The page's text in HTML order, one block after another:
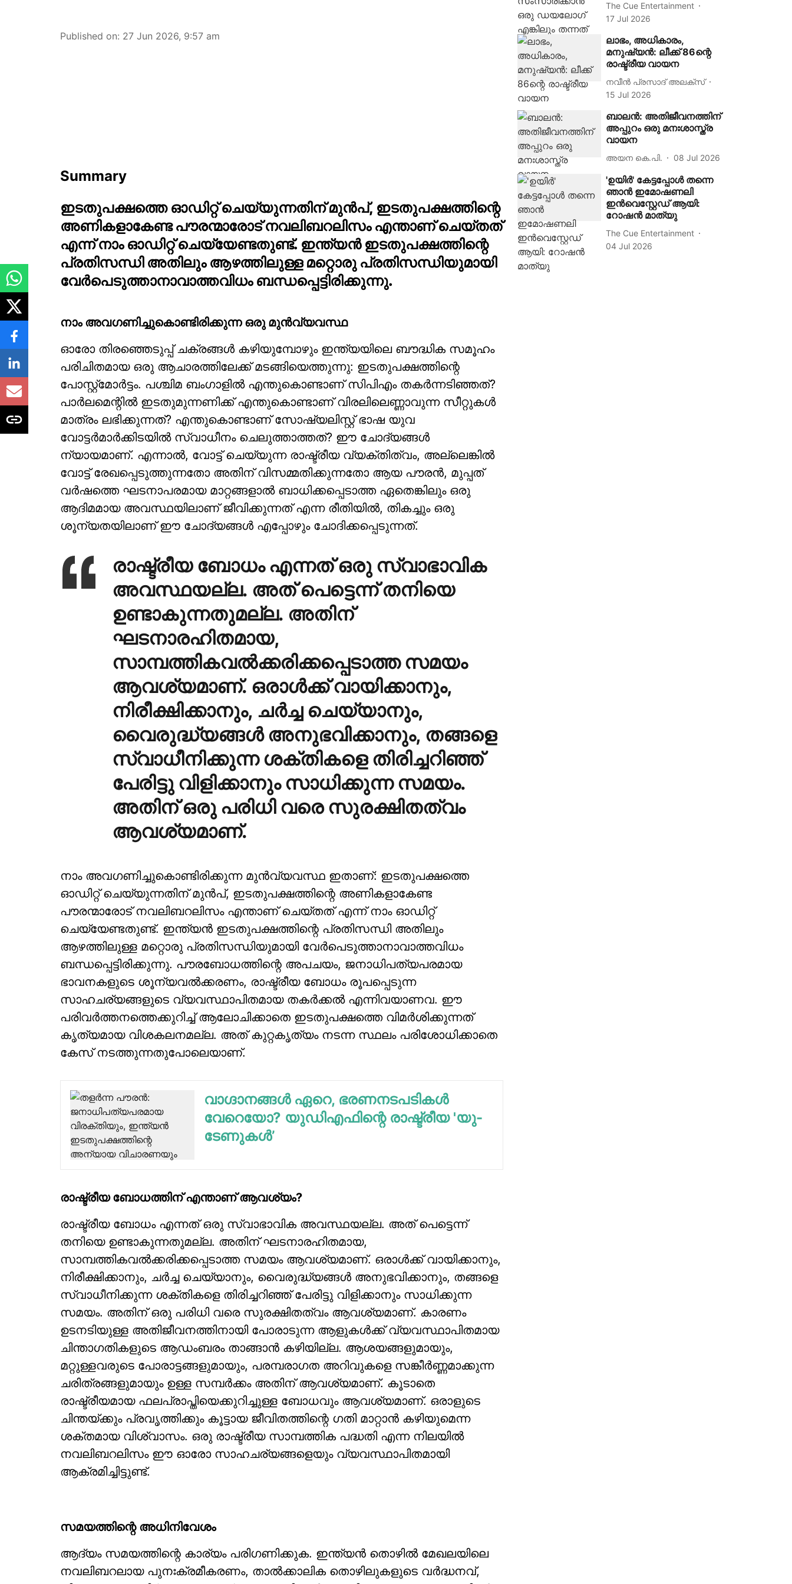
Published on: 27 Jun 2026, 9:57 am
Summary
ഇടതുപക്ഷത്തെ ഓഡിറ്റ് ചെയ്യുന്നതിന് മുന്‍പ്, ഇടതുപക്ഷത്തിന്റെ
അണികളാകേണ്ട പൗരന്മാരോട് നവലിബറലിസം എന്താണ് ചെയ്തത്
എന്ന് നാം ഓഡിറ്റ് ചെയ്യേണ്ടതുണ്ട്. ഇന്ത്യന്‍ ഇടതുപക്ഷത്തിന്റെ
പ്രതിസന്ധി അതിലും ആഴത്തിലുള്ള മറ്റൊരു പ്രതിസന്ധിയുമായി
വേര്‍പെടുത്താനാവാത്തവിധം ബന്ധപ്പെട്ടിരിക്കുന്നു.
നാം അവഗണിച്ചുകൊണ്ടിരിക്കുന്ന ഒരു മുന്‍വ്യവസ്ഥ
ഓരോ തിരഞ്ഞെടുപ്പ് ചക്രങ്ങള്‍ കഴിയുമ്പോഴും ഇന്ത്യയിലെ ബൗദ്ധിക സമൂഹം
പരിചിതമായ ഒരു ആചാരത്തിലേക്ക് മടങ്ങിയെത്തുന്നു: ഇടതുപക്ഷത്തിന്റെ
പോസ്റ്റ്‌മോര്‍ട്ടം. പശ്ചിമ ബംഗാളില്‍ എന്തുകൊണ്ടാണ് സിപിഎം തകര്‍ന്നടിഞ്ഞത്?
പാര്‍ലമെന്റില്‍ ഇടതുമുന്നണിക്ക് എന്തുകൊണ്ടാണ് വിരലിലെണ്ണാവുന്ന സീറ്റുകള്‍
മാത്രം ലഭിക്കുന്നത്? എന്തുകൊണ്ടാണ് സോഷ്യലിസ്റ്റ് ഭാഷ യുവ
വോട്ടര്‍മാര്‍ക്കിടയില്‍ സ്വാധീനം ചെലുത്താത്തത്? ഈ ചോദ്യങ്ങള്‍
ന്യായമാണ്. എന്നാല്‍, വോട്ട് ചെയ്യുന്ന രാഷ്ട്രീയ വ്യക്തിത്വം, അല്ലെങ്കില്‍
വോട്ട് രേഖപ്പെടുത്തുന്നതോ അതിന് വിസമ്മതിക്കുന്നതോ ആയ പൗരന്‍, മുപ്പത്
വര്‍ഷത്തെ ഘടനാപരമായ മാറ്റങ്ങളാല്‍ ബാധിക്കപ്പെടാത്ത ഏതെങ്കിലും ഒരു
ആദിമമായ അവസ്ഥയിലാണ് ജീവിക്കുന്നത് എന്ന രീതിയില്‍, തികച്ചും ഒരു
ശൂന്യതയിലാണ് ഈ ചോദ്യങ്ങള്‍ എപ്പോഴും ചോദിക്കപ്പെടുന്നത്.
രാഷ്ട്രീയ ബോധം എന്നത് ഒരു സ്വാഭാവിക
അവസ്ഥയല്ല. അത് പെട്ടെന്ന് തനിയെ
ഉണ്ടാകുന്നതുമല്ല. അതിന്
ഘടനാരഹിതമായ,
സാമ്പത്തികവല്‍ക്കരിക്കപ്പെടാത്ത സമയം
ആവശ്യമാണ്. ഒരാള്‍ക്ക് വായിക്കാനും,
നിരീക്ഷിക്കാനും, ചര്‍ച്ച ചെയ്യാനും,
വൈരുദ്ധ്യങ്ങള്‍ അനുഭവിക്കാനും, തങ്ങളെ
സ്വാധീനിക്കുന്ന ശക്തികളെ തിരിച്ചറിഞ്ഞ്
പേരിട്ടു വിളിക്കാനും സാധിക്കുന്ന സമയം.
അതിന് ഒരു പരിധി വരെ സുരക്ഷിതത്വം
ആവശ്യമാണ്.
നാം അവഗണിച്ചുകൊണ്ടിരിക്കുന്ന മുന്‍വ്യവസ്ഥ ഇതാണ്: ഇടതുപക്ഷത്തെ
ഓഡിറ്റ് ചെയ്യുന്നതിന് മുന്‍പ്, ഇടതുപക്ഷത്തിന്റെ അണികളാകേണ്ട
പൗരന്മാരോട് നവലിബറലിസം എന്താണ് ചെയ്തത് എന്ന് നാം ഓഡിറ്റ്
ചെയ്യേണ്ടതുണ്ട്. ഇന്ത്യന്‍ ഇടതുപക്ഷത്തിന്റെ പ്രതിസന്ധി അതിലും
ആഴത്തിലുള്ള മറ്റൊരു പ്രതിസന്ധിയുമായി വേര്‍പെടുത്താനാവാത്തവിധം
ബന്ധപ്പെട്ടിരിക്കുന്നു. പൗരബോധത്തിന്റെ അപചയം, ജനാധിപത്യപരമായ
ഭാവനകളുടെ ശൂന്യവല്‍ക്കരണം, രാഷ്ട്രീയ ബോധം രൂപപ്പെടുന്ന
സാഹചര്യങ്ങളുടെ വ്യവസ്ഥാപിതമായ തകര്‍ക്കല്‍ എന്നിവയാണവ. ഈ
പരിവര്‍ത്തനത്തെക്കുറിച്ച് ആലോചിക്കാതെ ഇടതുപക്ഷത്തെ വിമര്‍ശിക്കുന്നത്
കൃത്യമായ വിശകലനമല്ല. അത് കുറ്റകൃത്യം നടന്ന സ്ഥലം പരിശോധിക്കാതെ
കേസ് നടത്തുന്നതുപോലെയാണ്.
വാഗ്ദാനങ്ങൾ ഏറെ, ഭരണനടപടികൾ
വേറെയോ? യുഡിഎഫിന്റെ രാഷ്ട്രീയ 'യു-
ടേണുകൾ’
രാഷ്ട്രീയ ബോധത്തിന് എന്താണ് ആവശ്യം?
രാഷ്ട്രീയ ബോധം എന്നത് ഒരു സ്വാഭാവിക അവസ്ഥയല്ല. അത് പെട്ടെന്ന്
തനിയെ ഉണ്ടാകുന്നതുമല്ല. അതിന് ഘടനാരഹിതമായ,
സാമ്പത്തികവല്‍ക്കരിക്കപ്പെടാത്ത സമയം ആവശ്യമാണ്. ഒരാള്‍ക്ക് വായിക്കാനും,
നിരീക്ഷിക്കാനും, ചര്‍ച്ച ചെയ്യാനും, വൈരുദ്ധ്യങ്ങള്‍ അനുഭവിക്കാനും, തങ്ങളെ
സ്വാധീനിക്കുന്ന ശക്തികളെ തിരിച്ചറിഞ്ഞ് പേരിട്ടു വിളിക്കാനും സാധിക്കുന്ന
സമയം. അതിന് ഒരു പരിധി വരെ സുരക്ഷിതത്വം ആവശ്യമാണ്. കാരണം
ഉടനടിയുള്ള അതിജീവനത്തിനായി പോരാടുന്ന ആളുകള്‍ക്ക് വ്യവസ്ഥാപിതമായ
ചിന്താഗതികളുടെ ആഡംബരം താങ്ങാന്‍ കഴിയില്ല. ആശയങ്ങളുമായും,
മറ്റുള്ളവരുടെ പോരാട്ടങ്ങളുമായും, പരമ്പരാഗത അറിവുകളെ സങ്കീര്‍ണ്ണമാക്കുന്ന
ചരിത്രങ്ങളുമായും ഉള്ള സമ്പര്‍ക്കം അതിന് ആവശ്യമാണ്. കൂടാതെ
രാഷ്ട്രീയമായ ഫലപ്രാപ്തിയെക്കുറിച്ചുള്ള ബോധവും ആവശ്യമാണ്. ഒരാളുടെ
ചിന്തയ്ക്കും പ്രവൃത്തിക്കും കൂട്ടായ ജീവിതത്തിന്റെ ഗതി മാറ്റാന്‍ കഴിയുമെന്ന
ശക്തമായ വിശ്വാസം. ഒരു രാഷ്ട്രീയ സാമ്പത്തിക പദ്ധതി എന്ന നിലയില്‍
നവലിബറലിസം ഈ ഓരോ സാഹചര്യങ്ങളെയും വ്യവസ്ഥാപിതമായി
ആക്രമിച്ചിട്ടുണ്ട്.
സമയത്തിന്റെ അധിനിവേശം
ആദ്യം സമയത്തിന്റെ കാര്യം പരിഗണിക്കുക. ഇന്ത്യന്‍ തൊഴില്‍ മേഖലയിലെ
നവലിബറലായ പുനഃക്രമീകരണം, താല്‍ക്കാലിക തൊഴിലുകളുടെ വര്‍ദ്ധനവ്,
The Cue Entertainment
17 Jul 2026
ലാഭം, അധികാരം,
മനുഷ്യൻ: ലീക്ക് 86ന്റെ
രാഷ്ട്രീയ വായന
നവീൻ പ്രസാദ് അലക്സ്‌
15 Jul 2026
ബാലന്‍: അതിജീവനത്തിന്
അപ്പുറം ഒരു മനഃശാസ്ത്ര
വായന
അയന കെ.പി. 08 Jul 2026
'ഉയിർ' കേട്ടപ്പോൾ തന്നെ
ഞാൻ ഇമോഷണലി
ഇൻവെസ്റ്റേഡ് ആയി:
റോഷൻ മാത്യു
The Cue Entertainment
04 Jul 2026